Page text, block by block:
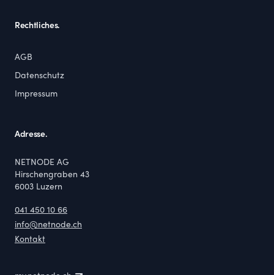
Rechtliches.
AGB
Datenschutz
Impressum
Adresse.
NETNODE AG
Hirschengraben 43
6003 Luzern
041 450 10 66
info@netnode.ch
Kontakt